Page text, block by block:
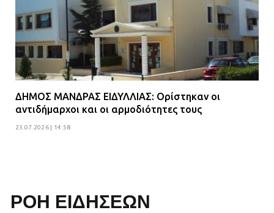
ΔΗΜΟΣ ΜΑΝΔΡΑΣ ΕΙΔΥΛΛΙΑΣ: Ορίστηκαν οι
αντιδήμαρχοι και οι αρμοδιότητες τους
23.07.2026 | 14:58
ΡΟΗ ΕΙΔΗΣΕΩΝ